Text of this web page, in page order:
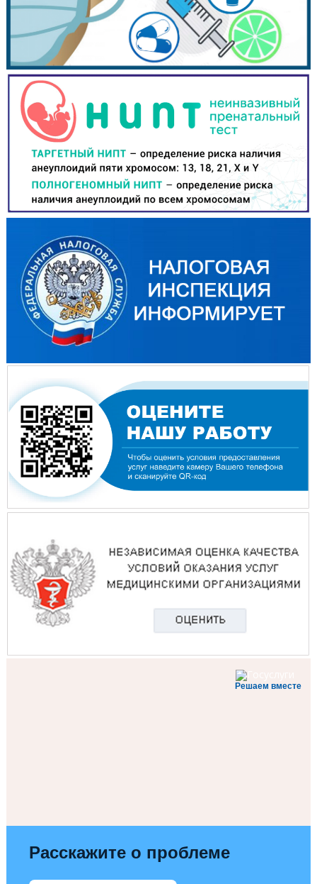
Решаем вместе
Расскажите о проблеме